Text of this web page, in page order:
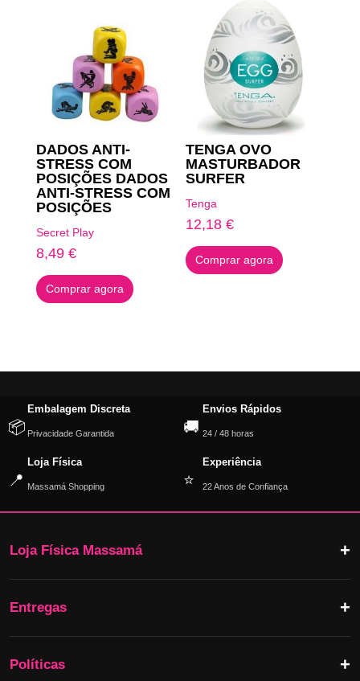
DADOS ANTI-
STRESS COM
POSIÇÕES DADOS
ANTI-STRESS COM
POSIÇÕES
Secret Play
8,49 €
Comprar agora
TENGA OVO
MASTURBADOR
SURFER
Tenga
12,18€
Comprar agora
📦
Embalagem Discreta
Privacidade Garantida 🚚
Envios Rápidos
24 / 48 horas
📍
Loja Física
Massamá Shopping ⭐
Experiência
22 Anos de Confiança
Loja Física Massamá
Entregas
Políticas